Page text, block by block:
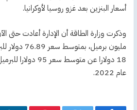
أسعار البنزين بعد غزو روسيا لأوكرانيا.
مليون برميل،
18 دولارا عن متوسط
عام 2022.